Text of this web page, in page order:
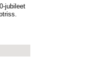
jubileet